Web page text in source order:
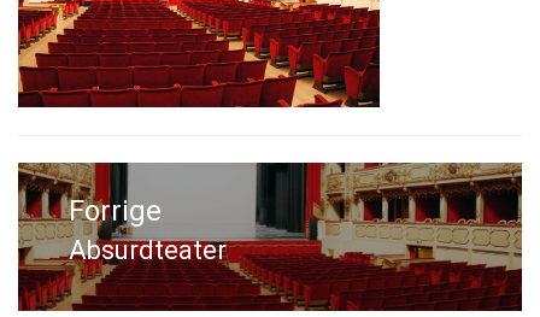
Indlægsnavigation
Previous
post:
Absurdteater